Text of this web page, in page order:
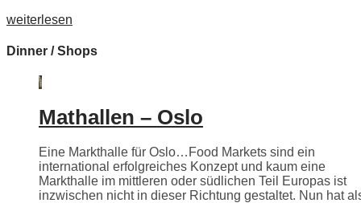
weiterlesen
Dinner / Shops
Mathallen – Oslo
Eine Markthalle für Oslo…Food Markets sind ein
international erfolgreiches Konzept und kaum eine
Markthalle im mittleren oder südlichen Teil Europas ist
inzwischen nicht in dieser Richtung gestaltet. Nun hat